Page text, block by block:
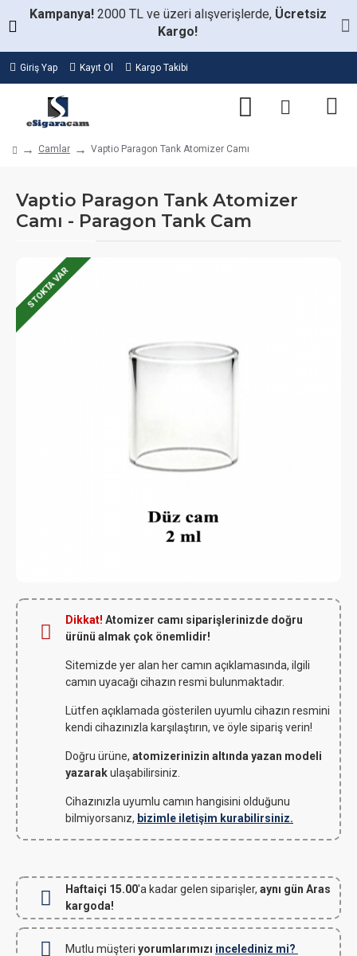
Kampanya! 2000 TL ve üzeri alışverişlerde, Ücretsiz
Kargo!
Giriş Yap Kayıt Ol Kargo Takibi
Camlar Vaptio Paragon Tank Atomizer Camı
Vaptio Paragon Tank Atomizer
Camı - Paragon Tank Cam
STOKTA VAR
Dikkat! Atomizer camı siparişlerinizde doğru
ürünü almak çok önemlidir!
Sitemizde yer alan her camın açıklamasında, ilgili
camın uyacağı cihazın resmi bulunmaktadır.
Lütfen açıklamada gösterilen uyumlu cihazın resmini
kendi cihazınızla karşılaştırın, ve öyle sipariş verin!
Doğru ürüne, atomizerinizin altında yazan modeli
yazarakulaşabilirsiniz.
Cihazınızla uyumlu camın hangisini olduğunu
bilmiyorsanız, bizimle iletişim kurabilirsiniz.
Haftaiçi 15.00'a kadar gelen siparişler, aynı gün Aras
kargoda!
Mutlu müşteri yorumlarımızı incelediniz mi?